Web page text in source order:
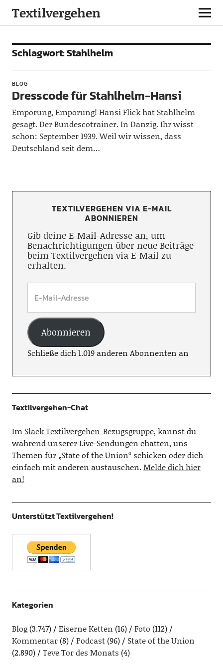
Textilvergehen
Schlagwort:Stahlhelm
BLOG
Dresscode für Stahlhelm-Hansi
Empörung, Empörung! Hansi Flick hat Stahlhelm
gesagt. Der Bundescotrainer. In Danzig. Ihr wisst
schon: September 1939. Weil wir wissen, dass
Deutschland seit dem…
TEXTILVERGEHEN VIA E-MAIL
ABONNIEREN
Gib deine E-Mail-Adresse an, um
Benachrichtigungen über neue Beiträge
beim Textilvergehen via E-Mail zu
erhalten.
Abonnieren
Schließe dich 1.019 anderen Abonnenten an
Textilvergehen-Chat
Im Slack Textilvergehen-Bezugsgruppe, kannst du
während unserer Live-Sendungen chatten, uns
Themen für „State of the Union“ schicken oder dich
einfach mit anderen austauschen.Melde dich hier
an!
Unterstützt Textilvergehen!
Kategorien
Blog(3.747) Eiserne Ketten (16) Foto (112)
Kommentar(8) Podcast(96)
State of the Union
(2.890)
Teve Tor des Monats (4)